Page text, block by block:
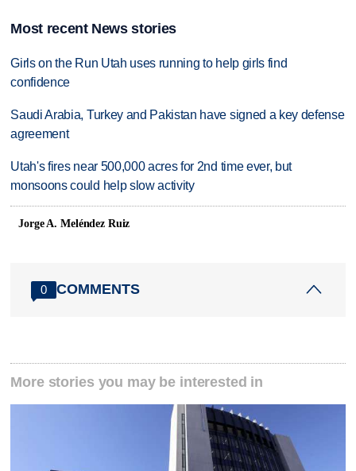
Most recent News stories
Girls on the Run Utah uses running to help girls find
confidence
Saudi Arabia, Turkey and Pakistan have signed a key defense
agreement
Utah's fires near 500,000 acres for 2nd time ever, but
monsoons could help slow activity
Jorge A. Meléndez Ruiz
0 COMMENTS
More stories you may be interested in